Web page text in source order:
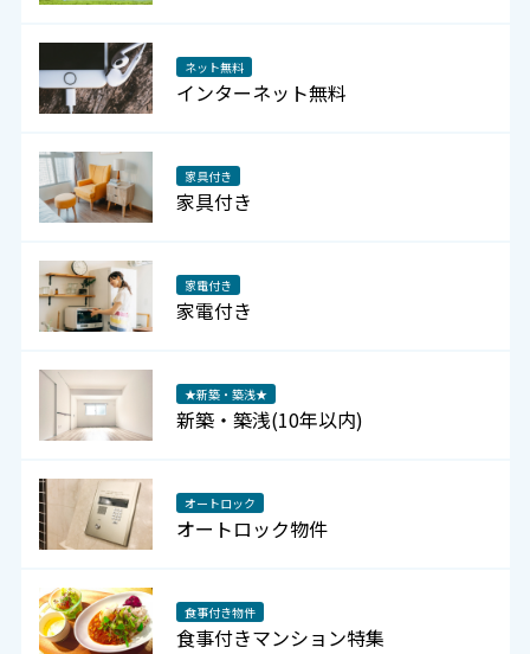
ネット無料
インターネット無料
家具付き
家具付き
家電付き
家電付き
★新築・築浅★
新築・築浅(10年以内)
オートロック
オートロック物件
食事付き物件
食事付きマンション特集